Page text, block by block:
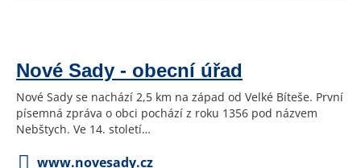
Nové Sady - obecní úřad
Nové Sady se nachází 2,5 km na západ od Velké Bíteše. První
písemná zpráva o obci pochází z roku 1356 pod názvem
Nebštych. Ve 14. století…
www.novesady.cz